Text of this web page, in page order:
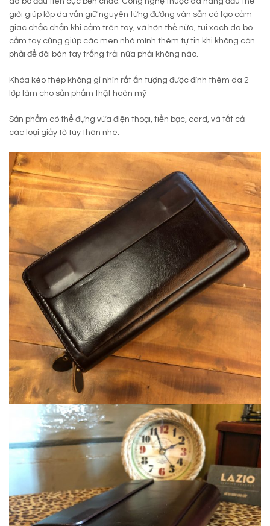
giới giúp lớp da vẫn giữ nguyên từng đường vân sẵn có tạo cảm
giác chắc chắn khi cầm trên tay, và hơn thế nữa, túi xách da bò
cầm tay cũng giúp các men nhà mình thêm tự tin khi không còn
phải để đôi bàn tay trống trải nữa phải không nào.
Khóa kéo thép không gỉ nhìn rất ấn tượng được đính thêm da 2
lớp làm cho sản phẩm thật hoàn mỹ
Sản phẩm có thể đựng vừa điện thoại, tiền bạc, card, và tất cả
các loại giấy tờ tùy thân nhé.